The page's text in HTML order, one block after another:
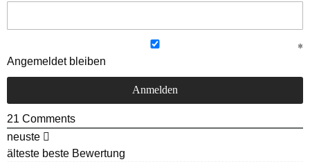
Angemeldet bleiben
21 Comments
neuste
älteste beste Bewertung